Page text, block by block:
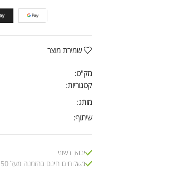
שמירת מוצר
מק"ט:
קטגוריות:
מותג:
שיתוף:
יבואן רשמי
משלוחים חינם בהזמנה מעל 350 ₪